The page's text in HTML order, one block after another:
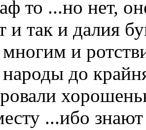
то ...но нет,
и так и далия
многим и
до
...ибо